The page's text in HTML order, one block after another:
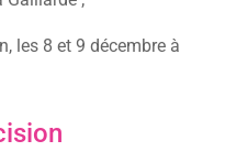
les 8 et 9 décembre à